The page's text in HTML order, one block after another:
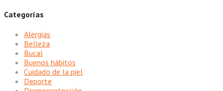
Categorías
Alergias
Belleza
Bucal
Buenos hábitos
Cuidado de la piel
Deporte